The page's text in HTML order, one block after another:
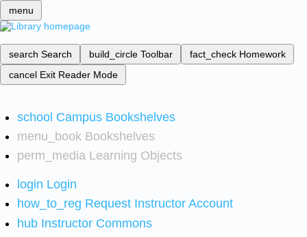
menu
search Search build_circle Toolbar fact_check Homework
cancel Exit Reader Mode
school Campus Bookshelves
menu_book Bookshelves
perm_media Learning Objects
login Login
how_to_reg Request Instructor Account
hub Instructor Commons